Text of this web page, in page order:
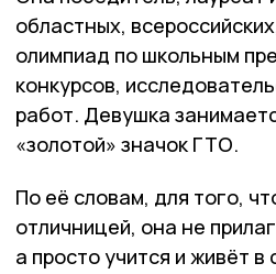
областных,
олимпиад по школьным
конкурсов,
работ. Девушка
«золотой» значок ГТО.
По её словам, для того,
отличницей, она не
а просто учится и живёт